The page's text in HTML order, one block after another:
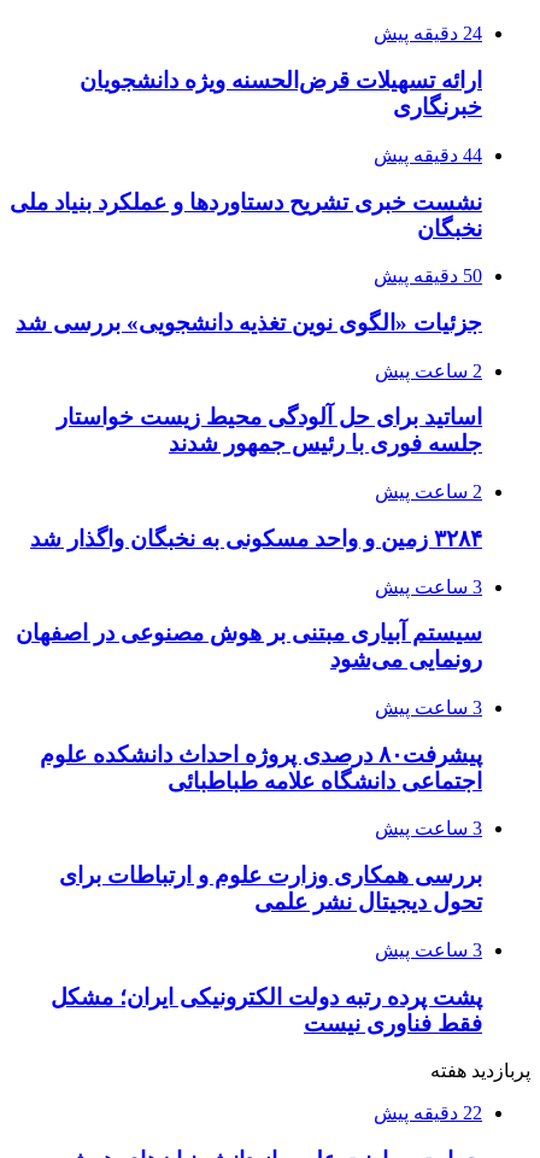
24 دقیقه پیش
ارائه تسهیلات قرض‌الحسنه ویژه دانشجویان
خبرنگاری
44 دقیقه پیش
نشست خبری تشریح دستاوردها و عملکرد بنیاد ملی
نخبگان
50 دقیقه پیش
جزئیات «الگوی نوین تغذیه دانشجویی» بررسی شد
2 ساعت پیش
اساتید برای حل آلودگی محیط زیست خواستار
جلسه فوری با رئیس جمهور شدند
2 ساعت پیش
۳۲۸۴ زمین و واحد مسکونی به نخبگان واگذار شد
3 ساعت پیش
سیستم آبیاری مبتنی بر هوش مصنوعی در اصفهان
رونمایی می‌شود
3 ساعت پیش
پیشرفت۸۰ درصدی پروژه احداث دانشکده علوم
اجتماعی دانشگاه علامه طباطبائی
3 ساعت پیش
بررسی همکاری وزارت علوم و ارتباطات برای
تحول دیجیتال نشر علمی
3 ساعت پیش
پشت پرده رتبه دولت الکترونیکی ایران؛ مشکل
فقط فناوری نیست
پربازدید هفته
22 دقیقه پیش